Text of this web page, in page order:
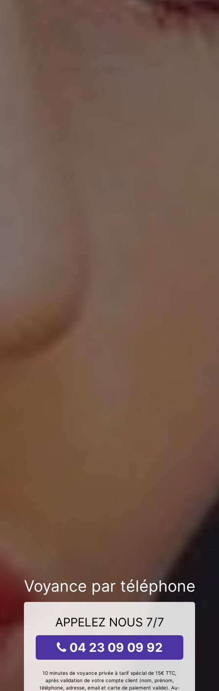
Voyance par téléphone
APPELEZ NOUS 7/7
04 23 09 09 92
10 minutes de voyance privée à tarif spécial de 15€ TTC,
après validation de votre compte client (nom, prénom,
téléphone, adresse, email et carte de paiement valide). Au-